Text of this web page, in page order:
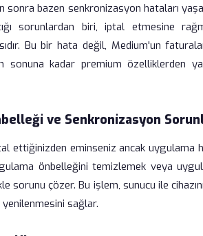
sonra bazen senkronizasyon hataları
sorunlardan biri, iptal etmesine
Bu bir hata değil, Medium'un
sonuna kadar premium özelliklerden
ve Senkronizasyon
ettiğinizden eminseniz ancak uygulama
önbelleğini temizlemek veya
sorunu çözer. Bu işlem, sunucu ile
sağlar.